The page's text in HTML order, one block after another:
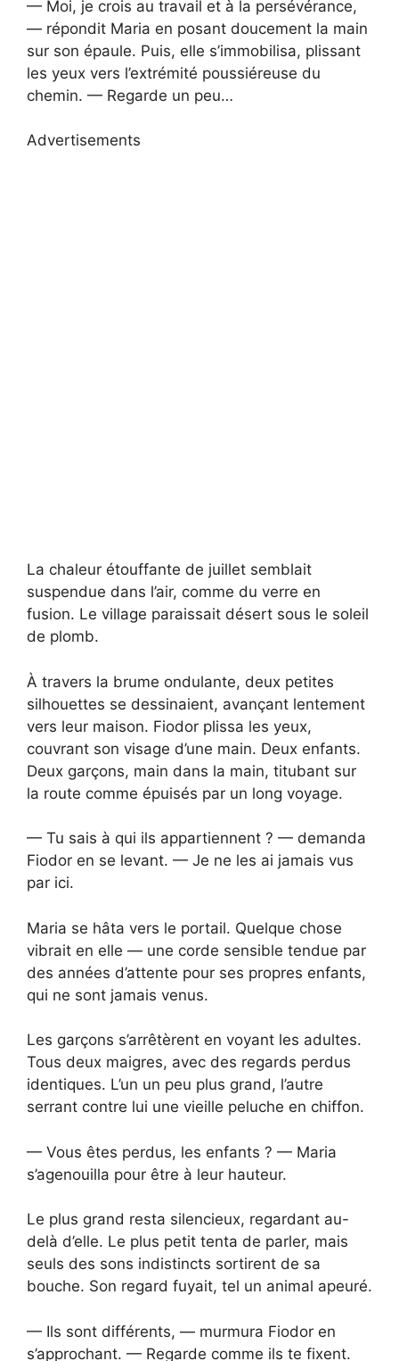
— Moi, je crois au travail et à la persévérance,
— répondit Maria en posant doucement la main
sur son épaule. Puis, elle s’immobilisa, plissant
les yeux vers l’extrémité poussiéreuse du
chemin. — Regarde un peu…
Advertisements
La chaleur étouffante de juillet semblait
suspendue dans l’air, comme du verre en
fusion. Le village paraissait désert sous le soleil
de plomb.
À travers la brume ondulante, deux petites
silhouettes se dessinaient, avançant lentement
vers leur maison. Fiodor plissa les yeux,
couvrant son visage d’une main. Deux enfants.
Deux garçons, main dans la main, titubant sur
la route comme épuisés par un long voyage.
— Tu sais à qui ils appartiennent ? — demanda
Fiodor en se levant. — Je ne les ai jamais vus
par ici.
Maria se hâta vers le portail. Quelque chose
vibrait en elle — une corde sensible tendue par
des années d’attente pour ses propres enfants,
qui ne sont jamais venus.
Les garçons s’arrêtèrent en voyant les adultes.
Tous deux maigres, avec des regards perdus
identiques. L’un un peu plus grand, l’autre
serrant contre lui une vieille peluche en chiffon.
— Vous êtes perdus, les enfants ? — Maria
s’agenouilla pour être à leur hauteur.
Le plus grand resta silencieux, regardant au-
delà d’elle. Le plus petit tenta de parler, mais
seuls des sons indistincts sortirent de sa
bouche. Son regard fuyait, tel un animal apeuré.
— Ils sont différents, — murmura Fiodor en
s’approchant. — Regarde comme ils te fixent.